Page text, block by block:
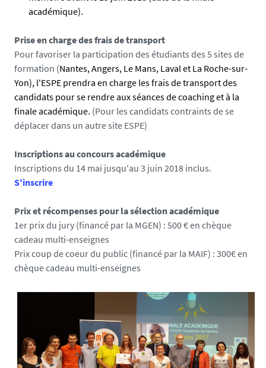
académique).
Prise en charge des frais de transport
Pour favoriser la participation des étudiants des 5 sites de
formation (Nantes, Angers, Le Mans, Laval et La Roche-sur-
Yon), l'ESPE prendra en charge les frais de transport des
candidats pour se rendre aux séances de coaching et à la
finale académique. (Pour les candidats contraints de se
déplacer dans un autre site ESPE)
Inscriptions au concours académique
Inscriptions du 14 mai jusqu'au 3 juin 2018 inclus.
S'inscrire
Prix et récompenses pour la sélection académique
1er prix du jury (financé par la MGEN) : 500 € en chèque
cadeau multi-enseignes
Prix coup de coeur du public (financé par la MAIF) : 300€ en
chèque cadeau multi-enseignes